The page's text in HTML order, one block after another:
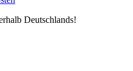
Deutschlands!